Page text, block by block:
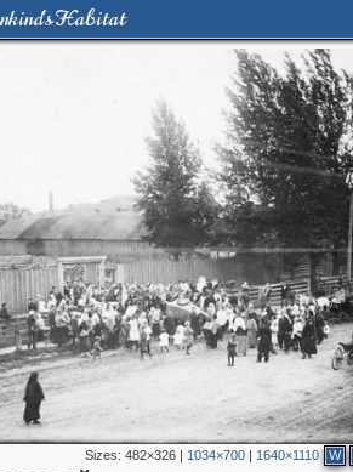
Habitat
Sizes: 482×326| 1034×700| 1640×1110 W